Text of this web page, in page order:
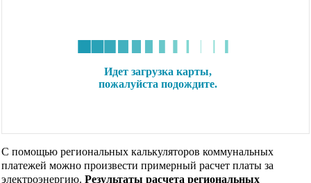
С помощью региональных калькуляторов коммунальных
платежей можно произвести примерный расчет платы за
электроэнергию. Результаты расчета региональных